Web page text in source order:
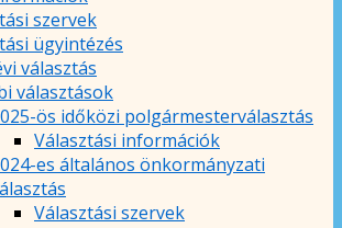
szervek
ügyintézés
választás
választások
ös időközi polgármesterválasztás
Választási információk
es általános önkormányzati
Választási szervek